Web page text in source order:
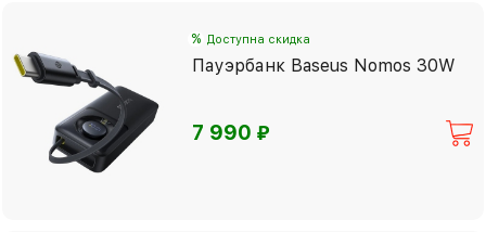
% Доступна скидка
Пауэрбанк Baseus Nomos 30W
7 990⃏